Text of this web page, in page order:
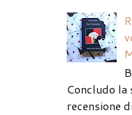
Concludo la
recensione